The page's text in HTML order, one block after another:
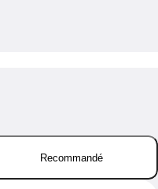
Recommandé